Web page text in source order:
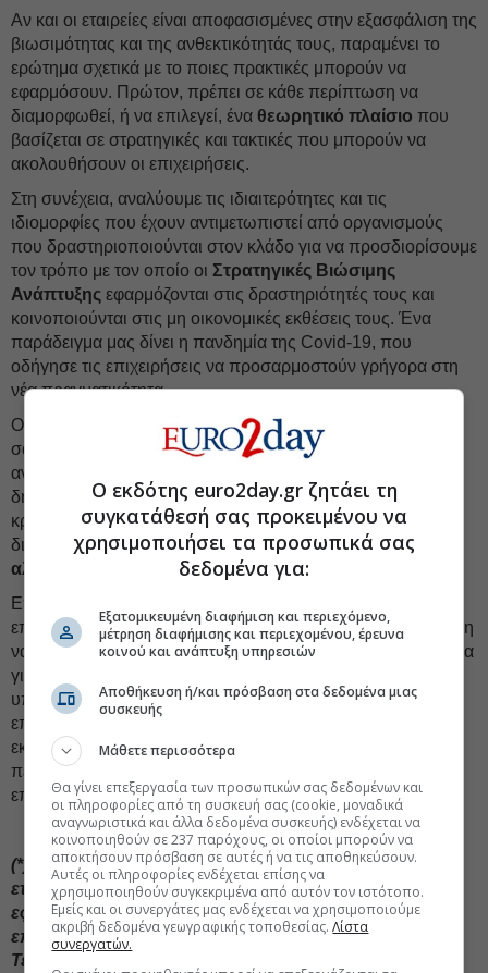
Αν και οι εταιρείες είναι αποφασισμένες στην εξασφάλιση της
βιωσιμότητας και της ανθεκτικότητάς τους, παραμένει το
ερώτημα σχετικά με το ποιες πρακτικές μπορούν να
εφαρμόσουν. Πρώτον, πρέπει σε κάθε περίπτωση να
διαμορφωθεί, ή να επιλεγεί, ένα θεωρητικό πλαίσιο που
βασίζεται σε στρατηγικές και τακτικές που μπορούν να
ακολουθήσουν οι επιχειρήσεις.
Στη συνέχεια, αναλύουμε τις ιδιαιτερότητες και τις
ιδιομορφίες που έχουν αντιμετωπιστεί από οργανισμούς
που δραστηριοποιούνται στον κλάδο για να προσδιορίσουμε
τον τρόπο με τον οποίο οι Στρατηγικές Βιώσιμης
Ανάπτυξης εφαρμόζονται στις δραστηριότητές τους και
κοινοποιούνται στις μη οικονομικές εκθέσεις τους. Ένα
παράδειγμα μας δίνει η πανδημία της Covid-19, που
οδήγησε τις επιχειρήσεις να προσαρμοστούν γρήγορα στη
νέα πραγματικότητα.
Οι διευθύνοντες των εταιρειών ήθελαν να έχουν μια
σαφέστερη κατανόηση του «πού» να επενδύσουν για να
αναπτύξουν μια κατάλληλη απάντηση στην κρίση και να
δημιουργήσουν ανθεκτικότητα. Ιδιαίτερα στο πλαίσιο της
κρίσης της Covid-19, έγινε πιο ξεκάθαρο από ποτέ ότι
διάφοροι συμμετέχοντες στην οικονομία είναιεξαιρετικά
αλληλεξάρτητοι
όταν αντιμετωπίζουν την κοινή πανδημία.
Επιπλέον, περισσότερο από ποτέ, αναμενόταν ο
επιχειρηματικός τομέας από την κοινωνία και την κυβέρνηση
να σταθεί στο ίδιο πλευρό μαζί τους και να ενώσουν τα χέρια
για την καταπολέμηση της καταστροφής. Οι κοινωνικά
υπεύθυνες συμπεριφορές και δραστηριότητες από τον
επιχειρηματικό τομέα τραβούσαν την προσοχή και
εκτιμούνταν περισσότερο από ό,τι πριν. Σε αυτή την
περίπτωση, η εμπιστοσύνη και η υποστήριξη από τους
επενδυτές σήμαινε περισσότερα από ποτέ.
(*) Founder & CEO,Koubaras Ltd(Συμβουλευτική
εταιρεία που δίνει έμφαση στις λύσεις και την άμεση
εφαρμογή τους στην καθημερινότητα των
επιχειρήσεων), Αντιπρόεδρος,AI CATALYST
Τεχνητής Νοημοσύνης)
Ο εκδότης euro2day.gr ζητάει τη
συγκατάθεσή σας προκειμένου να
χρησιμοποιήσει τα προσωπικά σας
δεδομένα για:
Εξατομικευμένη διαφήμιση και περιεχόμενο,
μέτρηση διαφήμισης και περιεχομένου, έρευνα
κοινού και ανάπτυξη υπηρεσιών
Αποθήκευση ή/και πρόσβαση στα δεδομένα μιας
συσκευής
Μάθετε περισσότερα
Θα γίνει επεξεργασία των προσωπικών σας δεδομένων και
οι πληροφορίες από τη συσκευή σας (cookie, μοναδικά
αναγνωριστικά και άλλα δεδομένα συσκευής) ενδέχεται να
κοινοποιηθούν σε 237 παρόχους, οι οποίοι μπορούν να
αποκτήσουν πρόσβαση σε αυτές ή να τις αποθηκεύσουν.
Αυτές οι πληροφορίες ενδέχεται επίσης να
χρησιμοποιηθούν συγκεκριμένα από αυτόν τον ιστότοπο.
Εμείς και οι συνεργάτες μας ενδέχεται να χρησιμοποιούμε
ακριβή δεδομένα γεωγραφικής τοποθεσίας.Λίστα
συνεργατών.